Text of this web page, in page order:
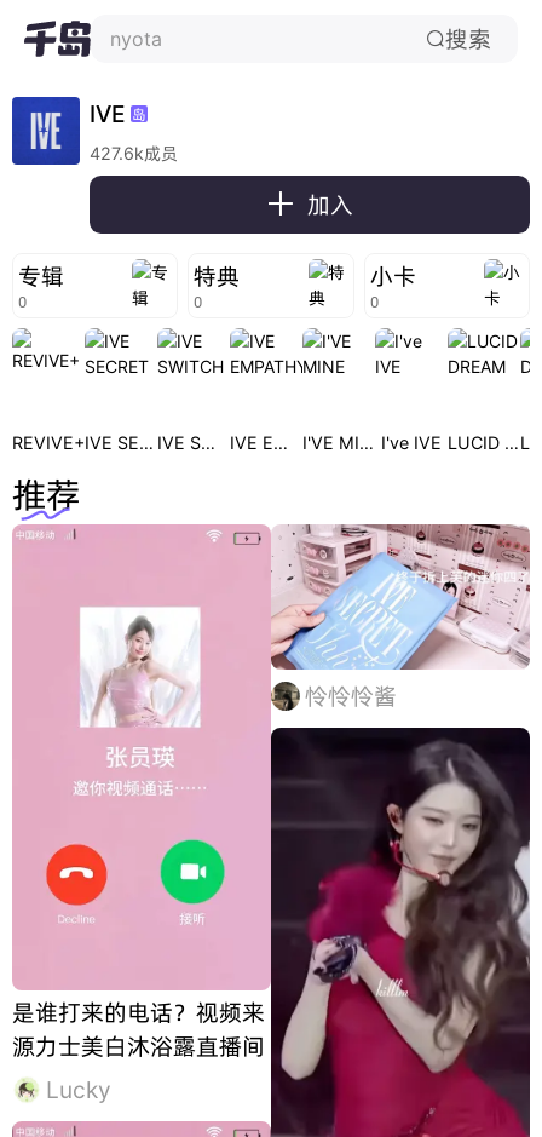
nyota 搜索
IVE 岛
427.6k成员
 加入
专辑
0
特典
0
小卡
0
REVIVE+ IVE SECRET IVE SWITCH IVE EMPATHY I'VE MINE I've IVE LUCID DREAM
推荐
是谁打来的电话？视频来
源力士美白沐浴露直播间
Lucky
怜怜怜酱